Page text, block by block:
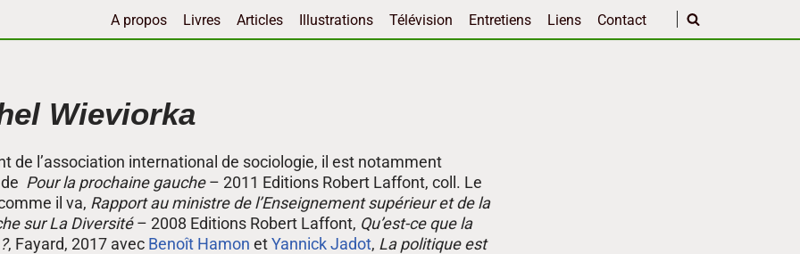
A propos Livres Articles Illustrations Télévision Entretiens Liens Contact
Wieviorka
de l’association international de sociologie, il est notamment
Pour la prochaine gauche– 2011 Editions Robert Laffont, coll. Le
il va, Rapport au ministre de l’Enseignement supérieur et de la
sur La Diversité– 2008 Editions Robert Laffont, Qu’est-ce que la
, Fayard, 2017 avec Benoît Hamon etYannick Jadot, La politique est